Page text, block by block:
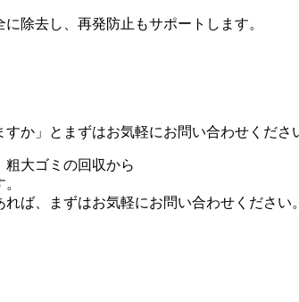
除去し、再発防止もサポートします。
か」とまずはお気軽にお問い合わせくださ
大ゴミの回収から
ば、まずはお気軽にお問い合わせください